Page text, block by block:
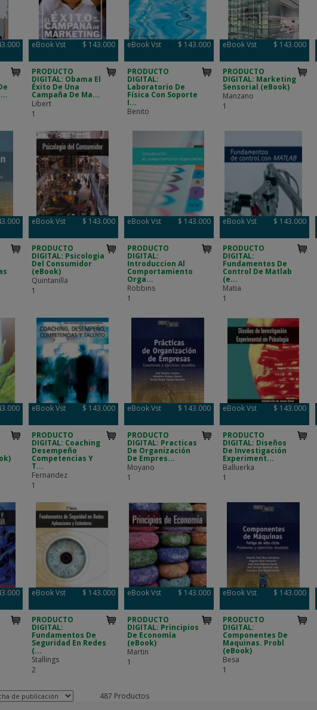
eBook Vst $ 143.000
PRODUCTO
DIGITAL: Obama El
Éxito De Una
Campaña De Ma...
Libert
1
eBook Vst $ 143.000
PRODUCTO
DIGITAL:
Laboratorio De
Física Con Soporte
I...
Benito
eBook Vst $ 143.000
PRODUCTO
DIGITAL: Marketing
Sensorial (eBook)
Manzano
1
eBook Vst $ 143.000
PRODUCTO
DIGITAL: Psicologia
Del Consumidor
(eBook)
Quintanilla
1
eBook Vst $ 143.000
PRODUCTO
DIGITAL:
Introduccion Al
Comportamiento
Orga...
Robbins
1
eBook Vst $ 143.000
PRODUCTO
DIGITAL:
Fundamentos De
Control De Matlab
(e...
Matia
1
eBook Vst $ 143.000
PRODUCTO
DIGITAL: Coaching
Desempeño
Competencias Y
T...
Fernandez
1
eBook Vst $ 143.000
PRODUCTO
DIGITAL: Practicas
De Organización
De Empres...
Moyano
1
eBook Vst $ 143.000
PRODUCTO
DIGITAL: Diseños
De Investigación
Experiment...
Balluerka
1
eBook Vst $ 143.000
PRODUCTO
DIGITAL:
Fundamentos De
Seguridad En Redes
(...
Stallings
2
eBook Vst $ 143.000
PRODUCTO
DIGITAL: Principios
De Economía
(eBook)
Martin
1
eBook Vst $ 143.000
PRODUCTO
DIGITAL:
Componentes De
Maquinas. Probl
(eBook)
Besa
1
487 Productos